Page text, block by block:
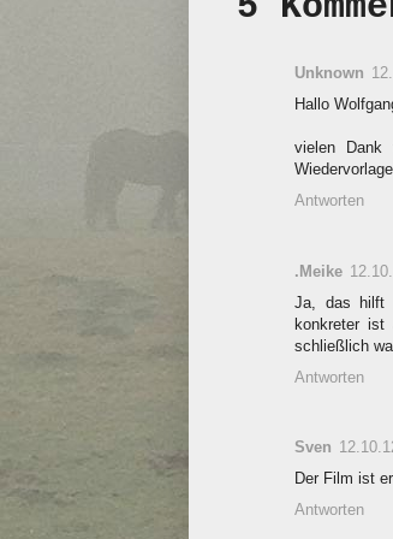
Unknown
Hallo
vielen
Antworten
.Meike
Ja, das hilft
konkreter
schließlich
Antworten
Sven
Der Film ist
Antworten